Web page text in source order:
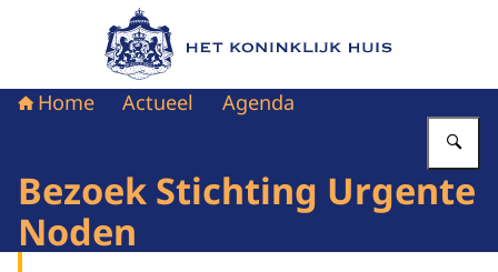
Naar de homepage van Het Koninklijk Huis
Home Actueel Agenda
Bezoek Stichting Urgente
Noden